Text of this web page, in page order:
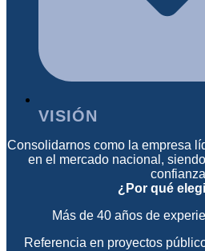
VISIÓN
Consolidarnos como la empresa
en el mercado nacional,
¿Por qué
Más de 40 años de
Referencia en proyectos